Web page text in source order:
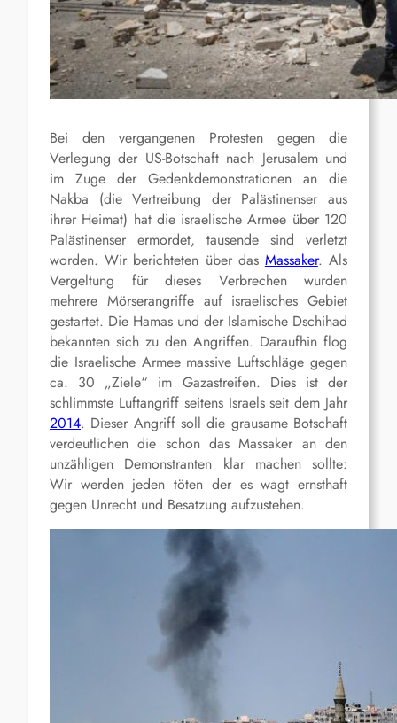
Bei den vergangenen Protesten gegen die
Verlegung der US-Botschaft nach Jerusalem und
im Zuge der Gedenkdemonstrationen an die
Nakba (die Vertreibung der Palästinenser aus
ihrer Heimat) hat die israelische Armee über 120
Palästinenser ermordet, tausende sind verletzt
worden. Wir berichteten über das Massaker. Als
Vergeltung für dieses Verbrechen wurden
mehrere Mörserangriffe auf israelisches Gebiet
gestartet. Die Hamas und der Islamische Dschihad
bekannten sich zu den Angriffen. Daraufhin flog
die Israelische Armee massive Luftschläge gegen
ca. 30 „Ziele“ im Gazastreifen. Dies ist der
schlimmste Luftangriff seitens Israels seit dem Jahr
2014. Dieser Angriff soll die grausame Botschaft
verdeutlichen die schon das Massaker an den
unzähligen Demonstranten klar machen sollte:
Wir werden jeden töten der es wagt ernsthaft
gegen Unrecht und Besatzung aufzustehen.